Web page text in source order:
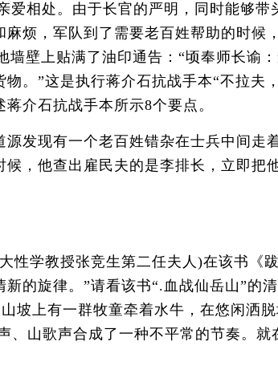
爱相处。由于长官的严明，同时能够
烦，军队到了需要老百姓帮助的时
墙壁上贴满了油印通告：“顷奉师长
。”这是执行蒋介石抗战手本“不拉
介石抗战手本所示8个要点。
现有一个老百姓错杂在士兵中间走
，他查出雇民夫的是李排长，立即
学教授张竞生第二任夫人)在该书《
的旋律。”请看该书“.血战仙岳山”的
坡上有一群牧童牵着水牛，在悠闲洒
、山歌声合成了一种不平常的节奏。